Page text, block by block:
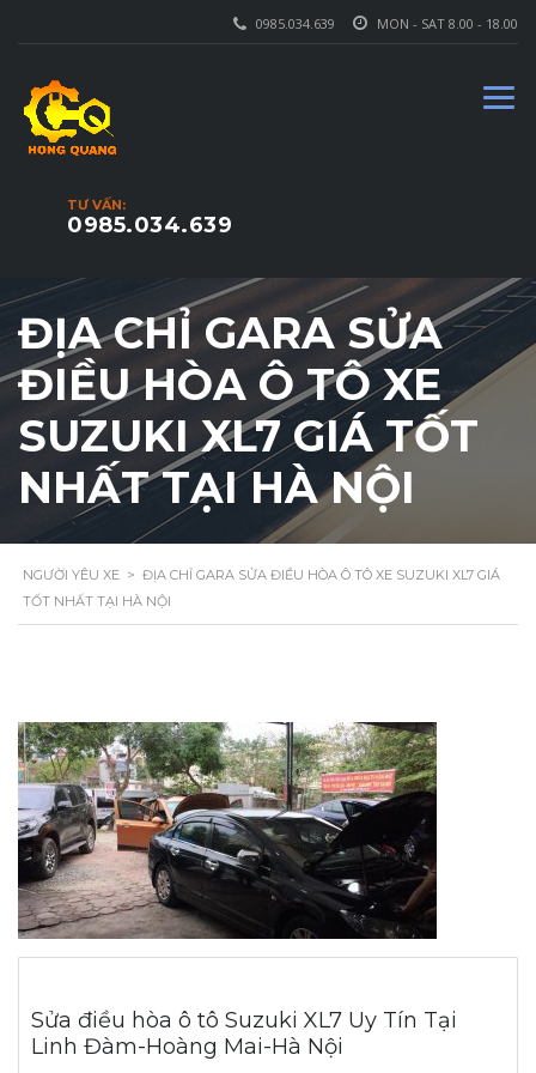
MON - SAT 8.00 - 18.00
0985.034.639
TƯ VẤN:
0985.034.639
ĐỊA CHỈ GARA SỬA
ĐIỀU HÒA Ô TÔ XE
SUZUKI XL7 GIÁ TỐT
NHẤT TẠI HÀ NỘI
NGƯỜI YÊU XE > ĐỊA CHỈ GARA SỬA ĐIỀU HÒA Ô TÔ XE SUZUKI XL7 GIÁ
TỐT NHẤT TẠI HÀ NỘI
Sửa điều hòa ô tô Suzuki XL7 Uy Tín Tại
Linh Đàm-Hoàng Mai-Hà Nội